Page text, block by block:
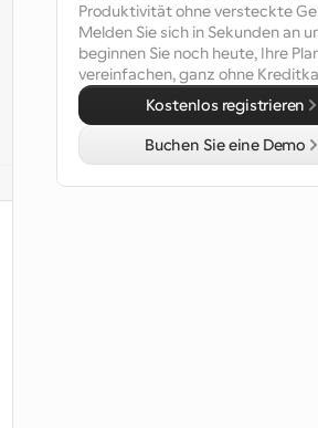
Produktivität ohne versteckte
Melden Sie sich in Sekunden an
beginnen Sie noch heute, Ihre
vereinfachen, ganz ohne
Kostenlos registrieren
Buchen Sie eine Demo